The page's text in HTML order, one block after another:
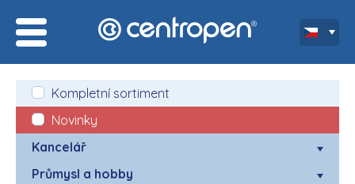
Kompletní sortiment
Novinky
Kancelář
Průmysl a hobby